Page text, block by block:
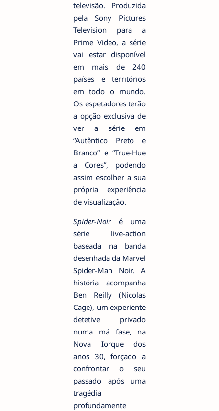
televisão. Produzida
pela Sony Pictures
Television para a
Prime Video, a série
vai estar disponível
em mais de 240
países e territórios
em todo o mundo.
Os espetadores terão
a opção exclusiva de
ver a série em
“Autêntico Preto e
Branco” e “True-Hue
a Cores”, podendo
assim escolher a sua
própria experiência
de visualização.
Spider-Noiré uma
série live-action
baseada na banda
desenhada da Marvel
Spider-Man Noir. A
história acompanha
Ben Reilly (Nicolas
Cage), um experiente
detetive privado
numa má fase, na
Nova Iorque dos
anos 30, forçado a
confrontar o seu
passado após uma
tragédia
profundamente